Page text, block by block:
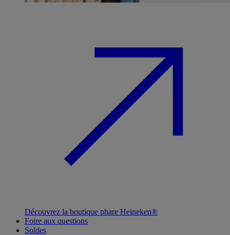
Découvrez la boutique phare Heineken®
Foire aux questions
Soldes